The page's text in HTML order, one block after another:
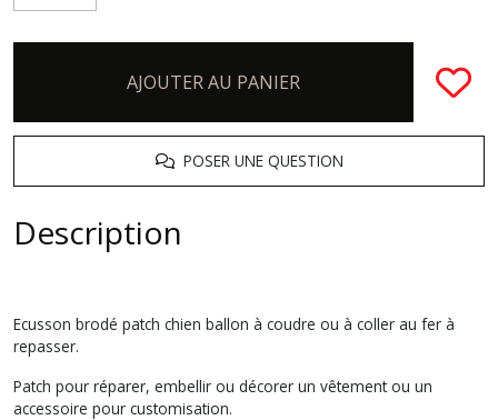
AJOUTER AU PANIER
POSER UNE QUESTION
Description
Ecusson brodé patch chien ballon à coudre ou à coller au fer à
repasser.
Patch pour réparer, embellir ou décorer un vêtement ou un
accessoire pour customisation.